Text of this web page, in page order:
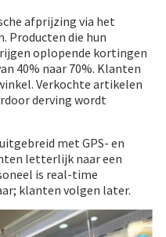
afprijzing via het
Producten die hun
oplopende kortingen
40% naar 70%. Klanten
Verkochte artikelen
derving wordt
met GPS- en
letterlijk naar een
is real-time
klanten volgen later.